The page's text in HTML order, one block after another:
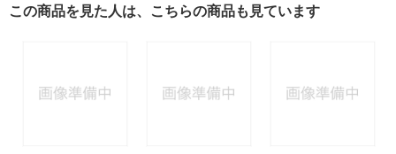
この商品を見た人は、こちらの商品も見ています